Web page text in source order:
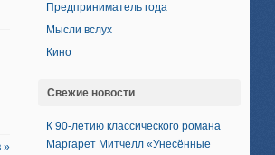
»
Предприниматель года
Мысли вслух
Кино
Свежие новости
К 90-летию классического романа
Маргарет Митчелл «Унесённые